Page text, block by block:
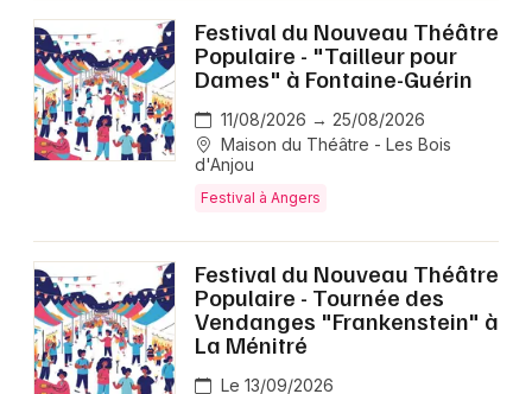
Festival du Nouveau Théâtre
Populaire - "Tailleur pour
Dames" à Fontaine-Guérin
11/08/2026 → 25/08/2026
Maison du Théâtre - Les Bois
d'Anjou
Festival à Angers
Festival du Nouveau Théâtre
Populaire - Tournée des
Vendanges "Frankenstein" à
La Ménitré
Le 13/09/2026